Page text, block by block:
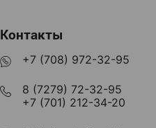
Контакты
+7 (708) 972-32-95
8 (7279) 72-32-95
+7 (701) 212-34-20